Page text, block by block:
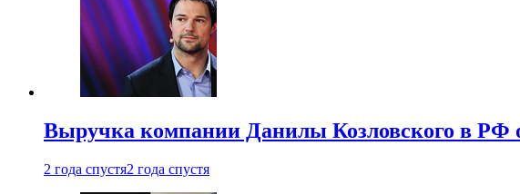
Выручка компании Данилы Козловского в РФ
2 года спустя2 года спустя